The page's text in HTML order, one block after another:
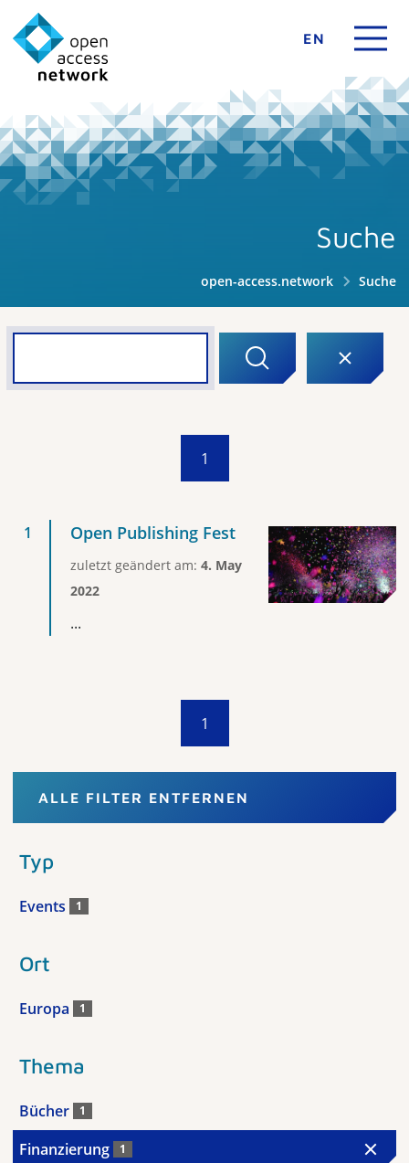
EN
Suche
open-access.network Suche
1
Open Publishing Fest
zuletzt geändert am: 4. May
2022
...
1
ALLE FILTER ENTFERNEN
Typ
Events 1
Ort
Europa 1
Thema
Bücher 1
Finanzierung 1